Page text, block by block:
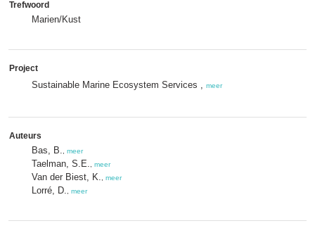
Trefwoord
Marien/Kust
Project
Sustainable Marine Ecosystem Services , meer
Auteurs
Bas, B. meer
Taelman, S.E. meer
Van der Biest, K. meer
Lorré, D. meer